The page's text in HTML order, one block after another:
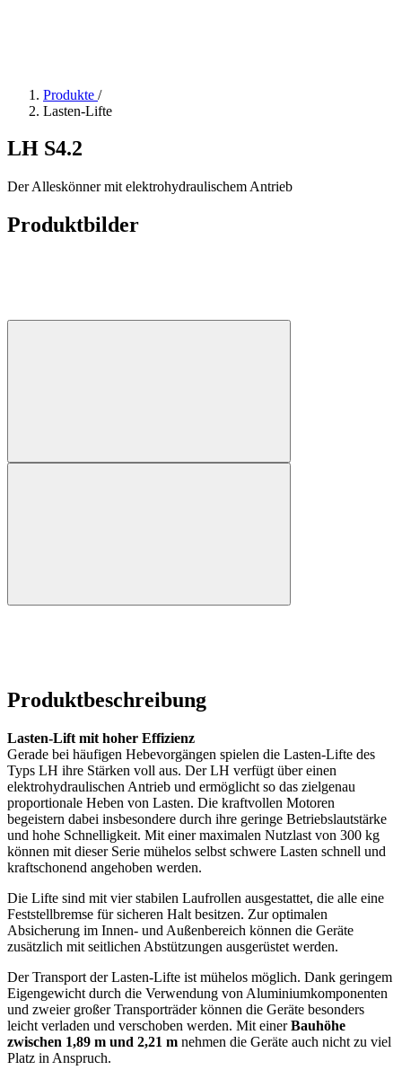
Produkte /
Lasten-Lifte
LH S4.2
Der Alleskönner mit elektrohydraulischem Antrieb
Produktbilder
Produktbeschreibung
Lasten-Lift mit hoher Effizienz
Gerade bei häufigen Hebevorgängen spielen die Lasten-Lifte des
Typs LH ihre Stärken voll aus. Der LH verfügt über einen
elektrohydraulischen Antrieb und ermöglicht so das zielgenau
proportionale Heben von Lasten. Die kraftvollen Motoren
begeistern dabei insbesondere durch ihre geringe Betriebslautstärke
und hohe Schnelligkeit. Mit einer maximalen Nutzlast von 300 kg
können mit dieser Serie mühelos selbst schwere Lasten schnell und
kraftschonend angehoben werden.
Die Lifte sind mit vier stabilen Laufrollen ausgestattet, die alle eine
Feststellbremse für sicheren Halt besitzen. Zur optimalen
Absicherung im Innen- und Außenbereich können die Geräte
zusätzlich mit seitlichen Abstützungen ausgerüstet werden.
Der Transport der Lasten-Lifte ist mühelos möglich. Dank geringem
Eigengewicht durch die Verwendung von Aluminiumkomponenten
und zweier großer Transporträder können die Geräte besonders
leicht verladen und verschoben werden. Mit einerBauhöhe
zwischen 1,89 m und 2,21 m nehmen die Geräte auch nicht zu viel
Platz in Anspruch.